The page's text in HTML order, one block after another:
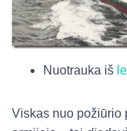
Nuotrauka iš
Viskas nuo požiūrio